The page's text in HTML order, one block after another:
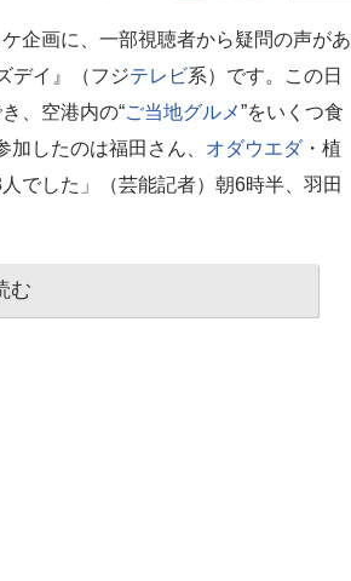
企画に、一部視聴者から疑問の声があ
デイ』（フジテレビ系）です。この日
、空港内の“ご当地グルメ”をいくつ食
したのは福田さん、 オダウエダ・植
でした」（芸能記者）朝6時半、羽田
む